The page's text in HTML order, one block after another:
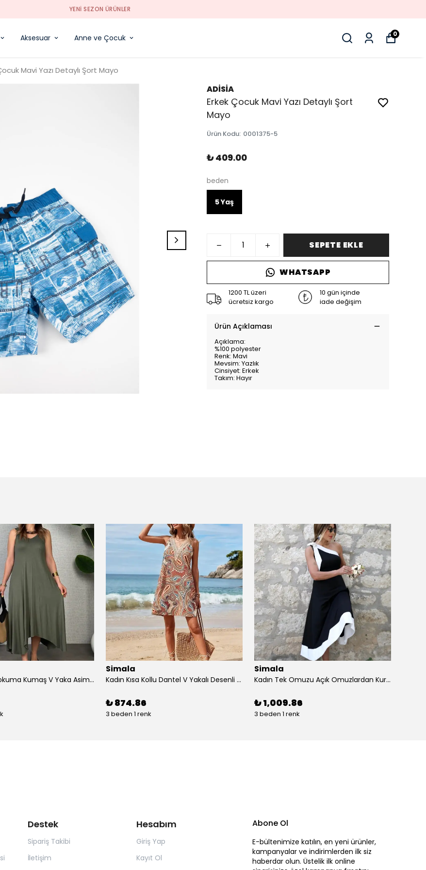
YENI SEZON ÜRÜNLER
Aksesuar Anne ve Çocuk 0
Mavi Yazı Detaylı Şort Mayo
ADİSİA
Erkek Çocuk Mavi Yazı Detaylı Şort
Mayo
Ürün Kodu: 0001375-5
₺ 409.00
beden
5 Yaş
SEPETE EKLE
WHATSAPP
1200 TL üzeri
ücretsiz kargo
10 gün içinde
iade değişim
Ürün Açıklaması
Açıklama:
%100 polyester
Renk: Mavi
Mevsim: Yazlık
Cinsiyet: Erkek
Takım: Hayır
Kadın çan Dokuma Kumaş V Yaka Asimetrik Kesim Elbise
Simala
Kadın Kısa Kollu Dantel V Yakalı Desenli Süprem Elbise
₺ 874.86
3 beden 1 renk
Simala
Kadın Tek Omuzu Açık Omuzlardan Kurdela Detaylı çift Renkli Ithal Krep Elbise
₺ 1,009.86
3 beden 1 renk
Destek
Sipariş Takibi
İletişim
Hesabım
Giriş Yap
Kayıt Ol
Abone Ol
E-bültenimize katılın, en yeni ürünler,
kampanyalar ve indirimlerden ilk siz
haberdar olun. Üstelik ilk online